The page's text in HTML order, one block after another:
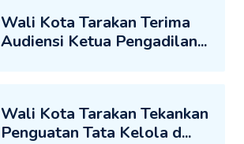
Wali Kota Tarakan Terima
Audiensi Ketua Pengadilan...
Wali Kota Tarakan Tekankan
Penguatan Tata Kelola d...